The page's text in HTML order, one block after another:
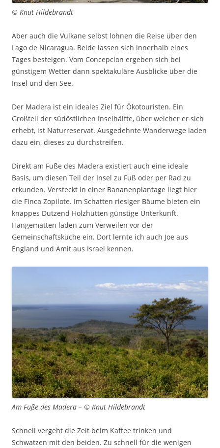
© Knut Hildebrandt
Aber auch die Vulkane selbst lohnen die Reise über den
Lago de Nicaragua. Beide lassen sich innerhalb eines
Tages besteigen. Vom Concepcíon ergeben sich bei
günstigem Wetter dann spektakuläre Ausblicke über die
Insel und den See.
Der Madera ist ein ideales Ziel für Ökotouristen. Ein
Großteil der südöstlichen Inselhälfte, über welcher er sich
erhebt, ist Naturreservat. Ausgedehnte Wanderwege laden
dazu ein, dieses zu durchstreifen.
Direkt am Fuße des Madera existiert auch eine ideale
Basis, um diesen Teil der Insel zu Fuß oder per Rad zu
erkunden. Versteckt in einer Bananenplantage liegt hier
die Finca Zopilote. Im Schatten riesiger Bäume bieten ein
knappes Dutzend Holzhütten günstige Unterkunft.
Hängematten laden zum Verweilen vor der
Gemeinschaftsküche ein. Dort lernte ich auch Joe aus
England und Amit aus Israel kennen.
Am Fuße des Madera – © Knut Hildebrandt
Schnell vergeht die Zeit beim Kaffee trinken und
Schwatzen mit den beiden. Zu schnell für die wenigen